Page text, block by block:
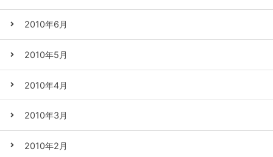
2010年6月
2010年5月
2010年4月
2010年3月
2010年2月